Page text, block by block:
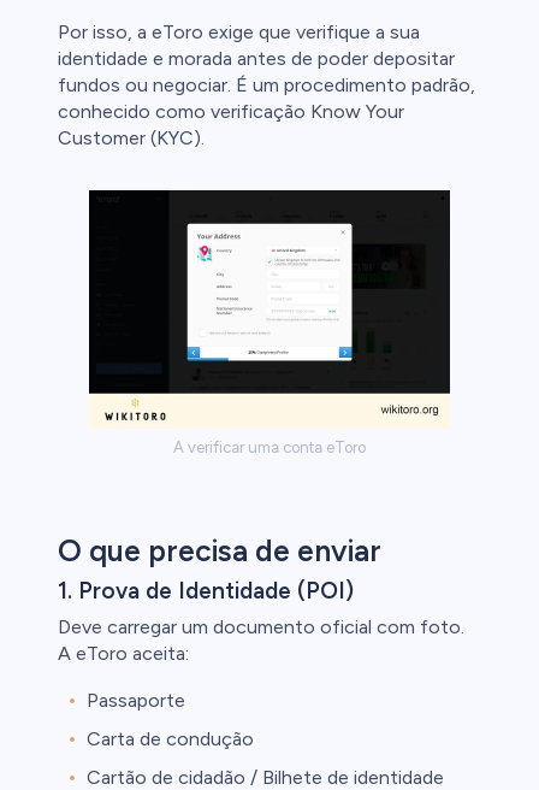
Por isso, a eToro exige que verifique a sua
identidade e morada antes de poder depositar
fundos ou negociar. É um procedimento padrão,
conhecido como verificação Know Your
Customer (KYC).
A verificar uma conta eToro
O que precisa de enviar
1. Prova de Identidade (POI)
Deve carregar um documento oficial com foto.
A eToro aceita:
Passaporte
Carta de condução
Cartão de cidadão / Bilhete de identidade
o elevado
o dinheiro